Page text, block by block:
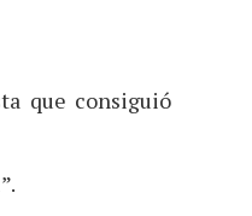
que consiguió